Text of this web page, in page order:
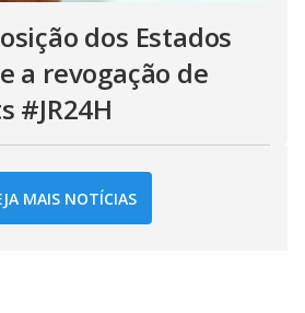
dos Estados
a revogação de
#JR24H
MAIS NOTÍCIAS